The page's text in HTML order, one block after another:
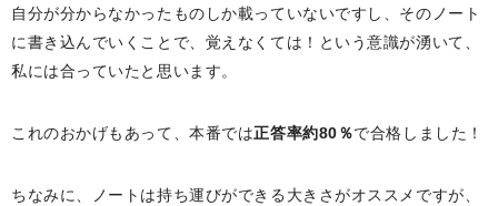
自分が分からなかったものしか載っていないですし、そのノート
に書き込んでいくことで、覚えなくては！という意識が湧いて、
私には合っていたと思います。
これのおかげもあって、本番では正答率約80％で合格しました！
ちなみに、ノートは持ち運びができる大きさがオススメですが、